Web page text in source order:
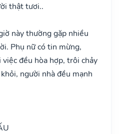
thật tươi..
này thường gặp nhiều
Phụ nữ có tin mừng,
đều hòa hợp, trôi chảy
người nhà đều mạnh